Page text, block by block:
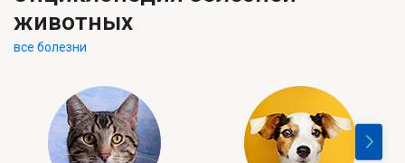
животных
все болезни